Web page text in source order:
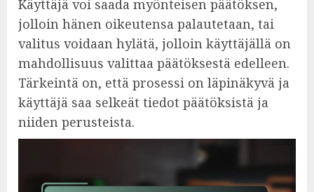
Käyttäjä voi saada myönteisen päätöksen,
jolloin hänen oikeutensa palautetaan, tai
valitus voidaan hylätä, jolloin käyttäjällä on
mahdollisuus valittaa päätöksestä edelleen.
Tärkeintä on, että prosessi on läpinäkyvä ja
käyttäjä saa selkeät tiedot päätöksistä ja
niiden perusteista.